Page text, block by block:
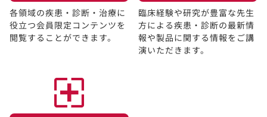
各領域の疾患・診断・治療に
役立つ会員限定コンテンツを
閲覧することができます。​
臨床経験や研究が豊富な先生
方による疾患・診断の最新情
報や製品に関する情報をご講
演いただきます。